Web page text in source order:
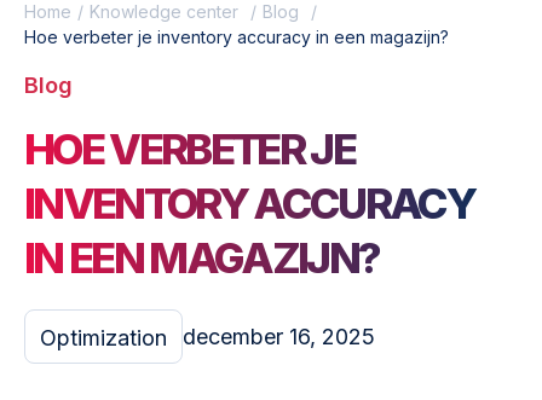
Home Knowledge center
Blog
Hoe verbeter je inventory accuracy in een magazijn?
Blog
HOE VERBETER JE
INVENTORY ACCURACY
IN EEN MAGAZIJN?
Optimization december 16, 2025